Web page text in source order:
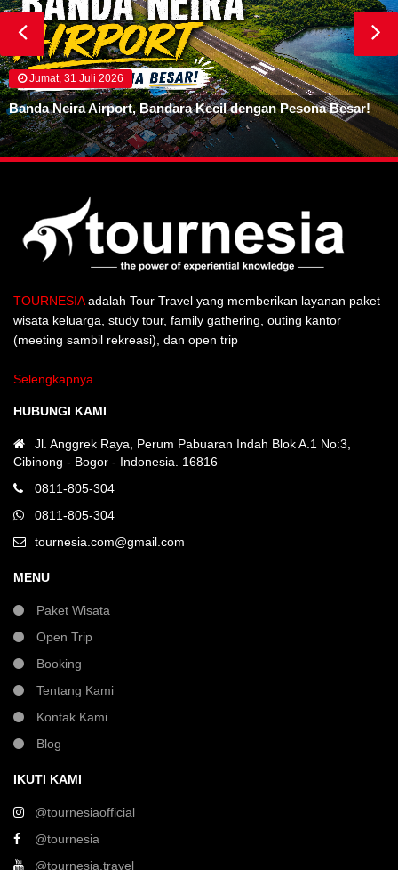
Jumat, 31 Juli 2026
Banda Neira Airport, Bandara Kecil dengan Pesona Besar!
TOURNESIAadalah Tour Travel yang memberikan layanan paket
wisata keluarga, study tour, family gathering, outing kantor
(meeting sambil rekreasi), dan open trip
Selengkapnya
HUBUNGI KAMI
Jl. Anggrek Raya, Perum Pabuaran Indah Blok A.1 No:3,
Cibinong - Bogor - Indonesia. 16816
0811-805-304
0811-805-304
tournesia.com@gmail.com
MENU
Paket Wisata
Open Trip
Booking
Tentang Kami
Kontak Kami
Blog
IKUTI KAMI
@tournesiaofficial
@tournesia
@tournesia.travel